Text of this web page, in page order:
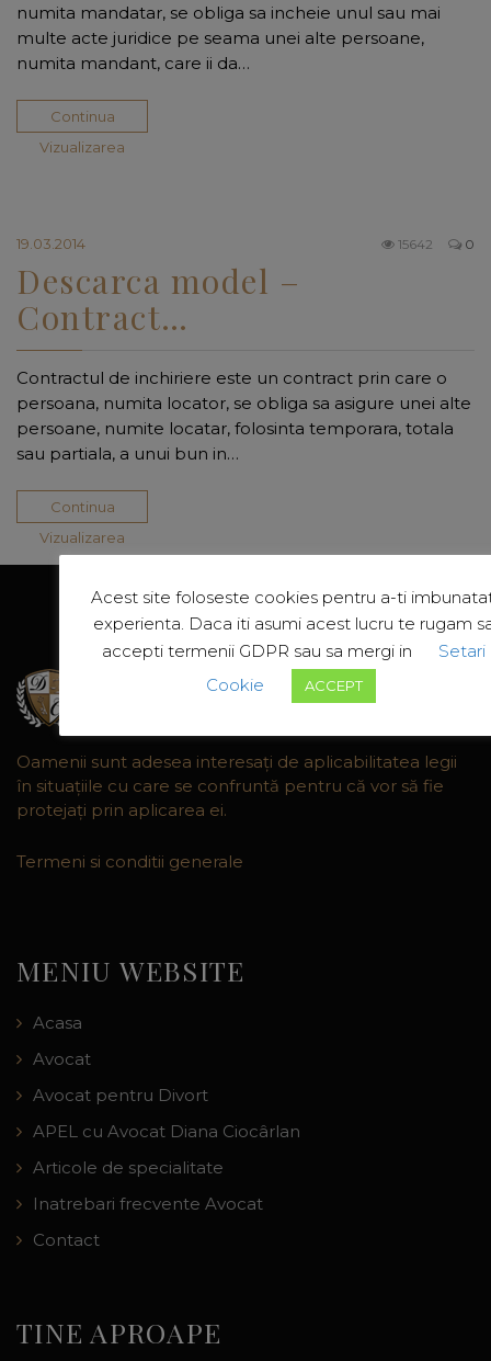
numita mandatar, se obliga sa incheie unul sau mai
multe acte juridice pe seama unei alte persoane,
numita mandant, care ii da…
Continua
Vizualizarea
19.03.2014 0
15642
Descarca model –
Contract…
Contractul de inchiriere este un contract prin care o
persoana, numita locator, se obliga sa asigure unei alte
persoane, numite locatar, folosinta temporara, totala
sau partiala, a unui bun in…
Continua
Vizualizarea
Oamenii sunt adesea interesaţi de aplicabilitatea legii
în situaţiile cu care se confruntă pentru că vor să fie
protejaţi prin aplicarea ei.
Termeni si conditii generale
MENIU WEBSITE
Acasa
Avocat
Avocat pentru Divort
APEL cu Avocat Diana Ciocârlan
Articole de specialitate
Inatrebari frecvente Avocat
Contact
TINE APROAPE
Acest site foloseste cookies pentru a-ti
experienta. Daca iti asumi acest lucru te rugam
accepti termenii GDPR sau sa mergi in
Setari
Cookie
ACCEPT